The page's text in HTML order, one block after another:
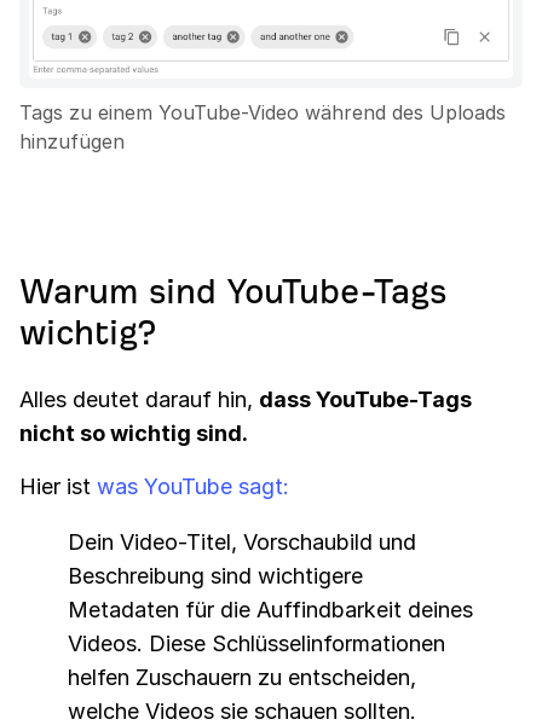
Tags zu einem YouTube-Video während des Uploads
hinzufügen
Warum sind YouTube-Tags
wichtig?
Alles deutet darauf hin, dass YouTube-Tags
nicht so wichtig sind.
Hier ist was YouTube sagt:
Dein Video-Titel, Vorschaubild und
Beschreibung sind wichtigere
Metadaten für die Auffindbarkeit deines
Videos. Diese Schlüsselinformationen
helfen Zuschauern zu entscheiden,
welche Videos sie schauen sollten.